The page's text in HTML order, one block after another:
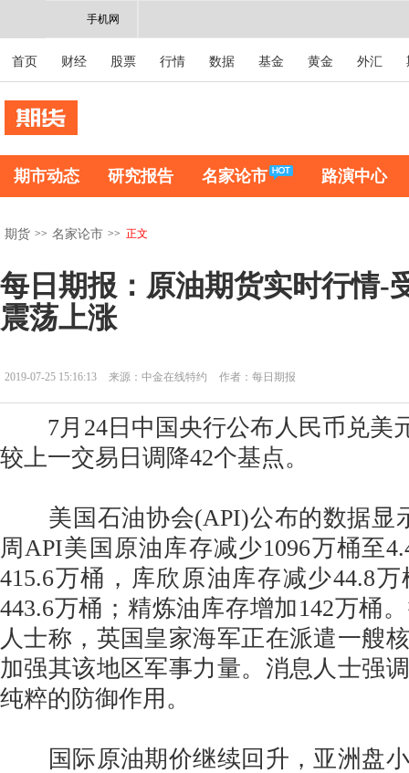
手机网
首页 财经 股票 行情 数据 基金 黄金 外汇
期市动态 研究报告 名家论市 路演中心
期货 >> 名家论市 >> 正文
每日期报：原油期货实时行情-
震荡上涨
2019-07-25 15:16:13 来源：中金在线特约 作者：每日期报
7月24日中国央行公布人民币兑美
较上一交易日调降42个基点。
美国石油协会(API)公布的数据显
周API美国原油库存减少1096万桶至
415.6万桶，库欣原油库存减少44.8
443.6万桶；精炼油库存增加142万桶
人士称，英国皇家海军正在派遣一艘
加强其该地区军事力量。消息人士强
纯粹的防御作用。
国际原油期价继续回升，亚洲盘小